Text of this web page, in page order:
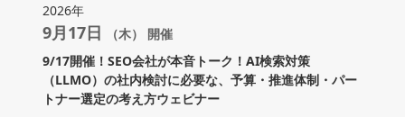
2026年
9月17日 （木） 開催
9/17開催！SEO会社が本音トーク！AI検索対策
（LLMO）の社内検討に必要な、予算・推進体制・パー
トナー選定の考え方ウェビナー